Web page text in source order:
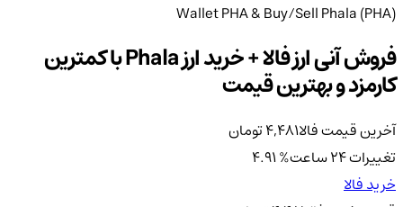
Wallet PHA & Buy/Sell Phala (PHA)
فروش آنی ارز فالا + خرید ارز Phala با کمترین
کارمزد و بهترین قیمت
آخرین قیمت فالا4,481تومان
تغییرات 24 ساعت
4.91%
خرید فالا